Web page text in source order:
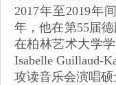
2017年至2019年
年，他在第55届
在柏林艺术大学
Isabelle Guillaud-
攻读音乐会演唱